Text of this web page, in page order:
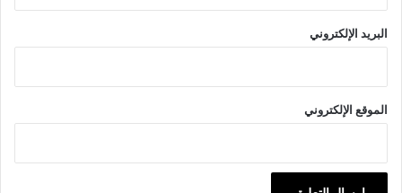
البريد الإلكتروني
الموقع الإلكتروني